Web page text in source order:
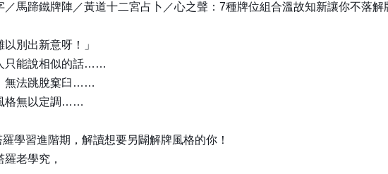
馬蹄鐵牌陣／黃道十二宮占卜／心之聲：7種牌位組合溫故知新讓你不落解
別出新意呀！」
只能說相似的話……
無法跳脫窠臼……
格無以定調……
學習進階期，解讀想要另闢解牌風格的你！
老學究，